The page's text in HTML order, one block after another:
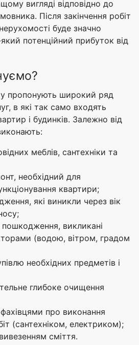
вигляді відповідно до
Після закінчення робіт
буде значно
потенційний прибуток від
пропонують широкий ряд
в які так само входять
і будинків. Залежно від
меблів, сантехніки та
необхідний для
квартири;
які виникли через вік
викликані
(водою, вітром, градом
необхідних предметів і
глибоке очищення
про виконання
(сантехніком, електриком);
сміття.